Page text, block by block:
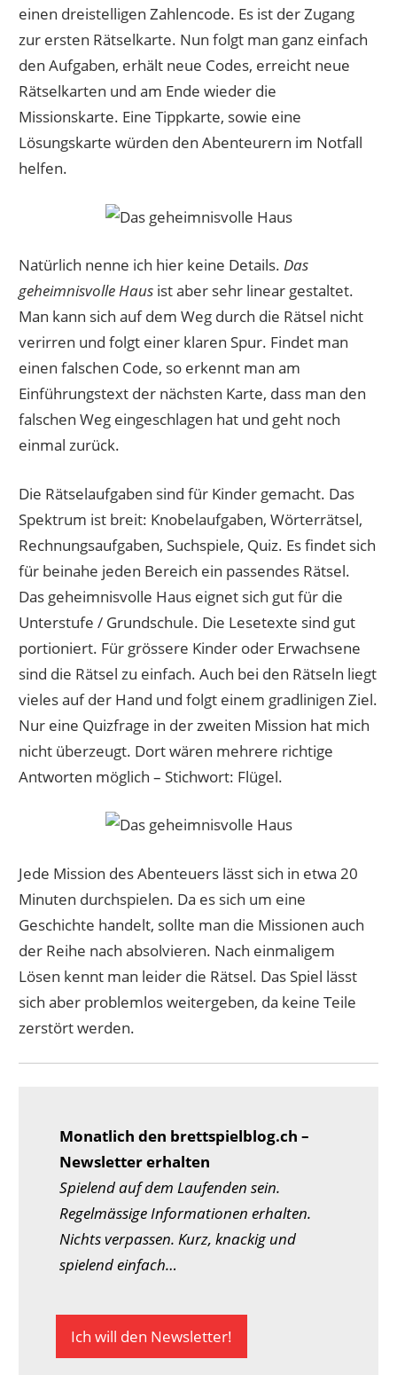
einen dreistelligen Zahlencode. Es ist der Zugang
zur ersten Rätselkarte. Nun folgt man ganz einfach
den Aufgaben, erhält neue Codes, erreicht neue
Rätselkarten und am Ende wieder die
Missionskarte. Eine Tippkarte, sowie eine
Lösungskarte würden den Abenteurern im Notfall
helfen.
Natürlich nenne ich hier keine Details.Das
geheimnisvolle Haus ist aber sehr linear gestaltet.
Man kann sich auf dem Weg durch die Rätsel nicht
verirren und folgt einer klaren Spur. Findet man
einen falschen Code, so erkennt man am
Einführungstext der nächsten Karte, dass man den
falschen Weg eingeschlagen hat und geht noch
einmal zurück.
Die Rätselaufgaben sind für Kinder gemacht. Das
Spektrum ist breit: Knobelaufgaben, Wörterrätsel,
Rechnungsaufgaben, Suchspiele, Quiz. Es findet sich
für beinahe jeden Bereich ein passendes Rätsel.
Das geheimnisvolle Haus eignet sich gut für die
Unterstufe / Grundschule. Die Lesetexte sind gut
portioniert. Für grössere Kinder oder Erwachsene
sind die Rätsel zu einfach. Auch bei den Rätseln liegt
vieles auf der Hand und folgt einem gradlinigen Ziel.
Nur eine Quizfrage in der zweiten Mission hat mich
nicht überzeugt. Dort wären mehrere richtige
Antworten möglich – Stichwort: Flügel.
Jede Mission des Abenteuers lässt sich in etwa 20
Minuten durchspielen. Da es sich um eine
Geschichte handelt, sollte man die Missionen auch
der Reihe nach absolvieren. Nach einmaligem
Lösen kennt man leider die Rätsel. Das Spiel lässt
sich aber problemlos weitergeben, da keine Teile
zerstört werden.
Monatlich den brettspielblog.ch –
Newsletter erhalten
Spielend auf dem Laufenden sein.
Regelmässige Informationen erhalten.
Nichts verpassen. Kurz, knackig und
spielend einfach…
Ich will den Newsletter!